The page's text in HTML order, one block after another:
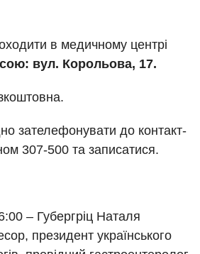
томографія
станів
терапії
40+
в медичному центрі
вул. Корольова, 17.
зателефонувати до контакт-
307-500 та записатися.
– Губергріц Наталя
президент українського